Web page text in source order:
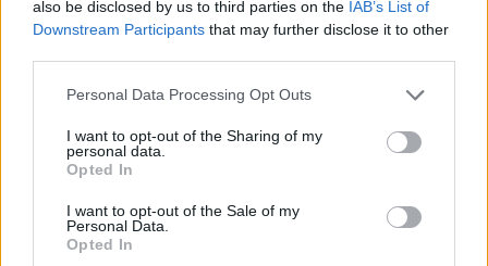
also be disclosed by us to third parties on the IAB’s List of
Downstream Participants that may further disclose it to other
Personal Data Processing Opt Outs
I want to opt-out of the Sharing of my
personal data.
Opted In
I want to opt-out of the Sale of my
Personal Data.
Opted In